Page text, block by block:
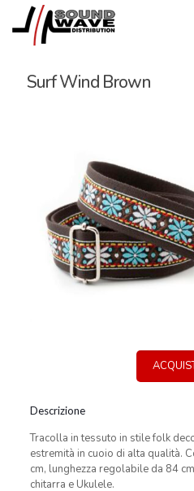
Surf Wind Brown
Descrizione
Tracolla in tessuto in stile folk
estremità in cuoio di alta qualità.
cm, lunghezza regolabile da 84
chitarra e Ukulele.